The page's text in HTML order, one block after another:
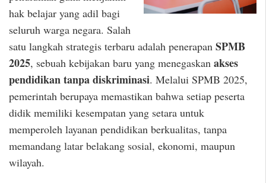
hak belajar yang adil bagi
seluruh warga negara. Salah
satu langkah strategis terbaru adalah penerapan SPMB
2025, sebuah kebijakan baru yang menegaskan akses
pendidikan tanpa diskriminasi. Melalui SPMB 2025,
pemerintah berupaya memastikan bahwa setiap peserta
didik memiliki kesempatan yang setara untuk
memperoleh layanan pendidikan berkualitas, tanpa
memandang latar belakang sosial, ekonomi, maupun
wilayah.